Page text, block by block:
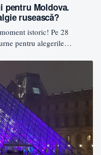
pentru Moldova.
rusească?
istoric! Pe 28
pentru alegerile…